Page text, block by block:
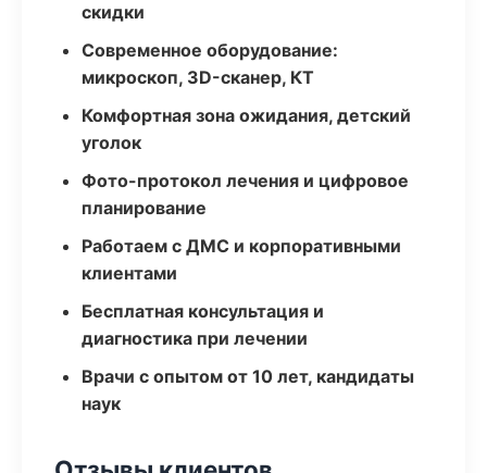
скидки
Современное оборудование:
микроскоп, 3D-сканер, КТ
Комфортная зона ожидания, детский
уголок
Фото-протокол лечения и цифровое
планирование
Работаем с ДМС и корпоративными
клиентами
Бесплатная консультация и
диагностика при лечении
Врачи с опытом от 10 лет, кандидаты
наук